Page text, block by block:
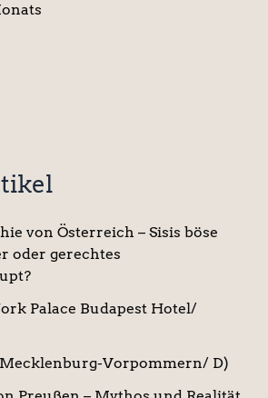
von Österreich – Sisis böse
oder gerechtes
Palace Budapest Hotel/
Vorpommern/ D)